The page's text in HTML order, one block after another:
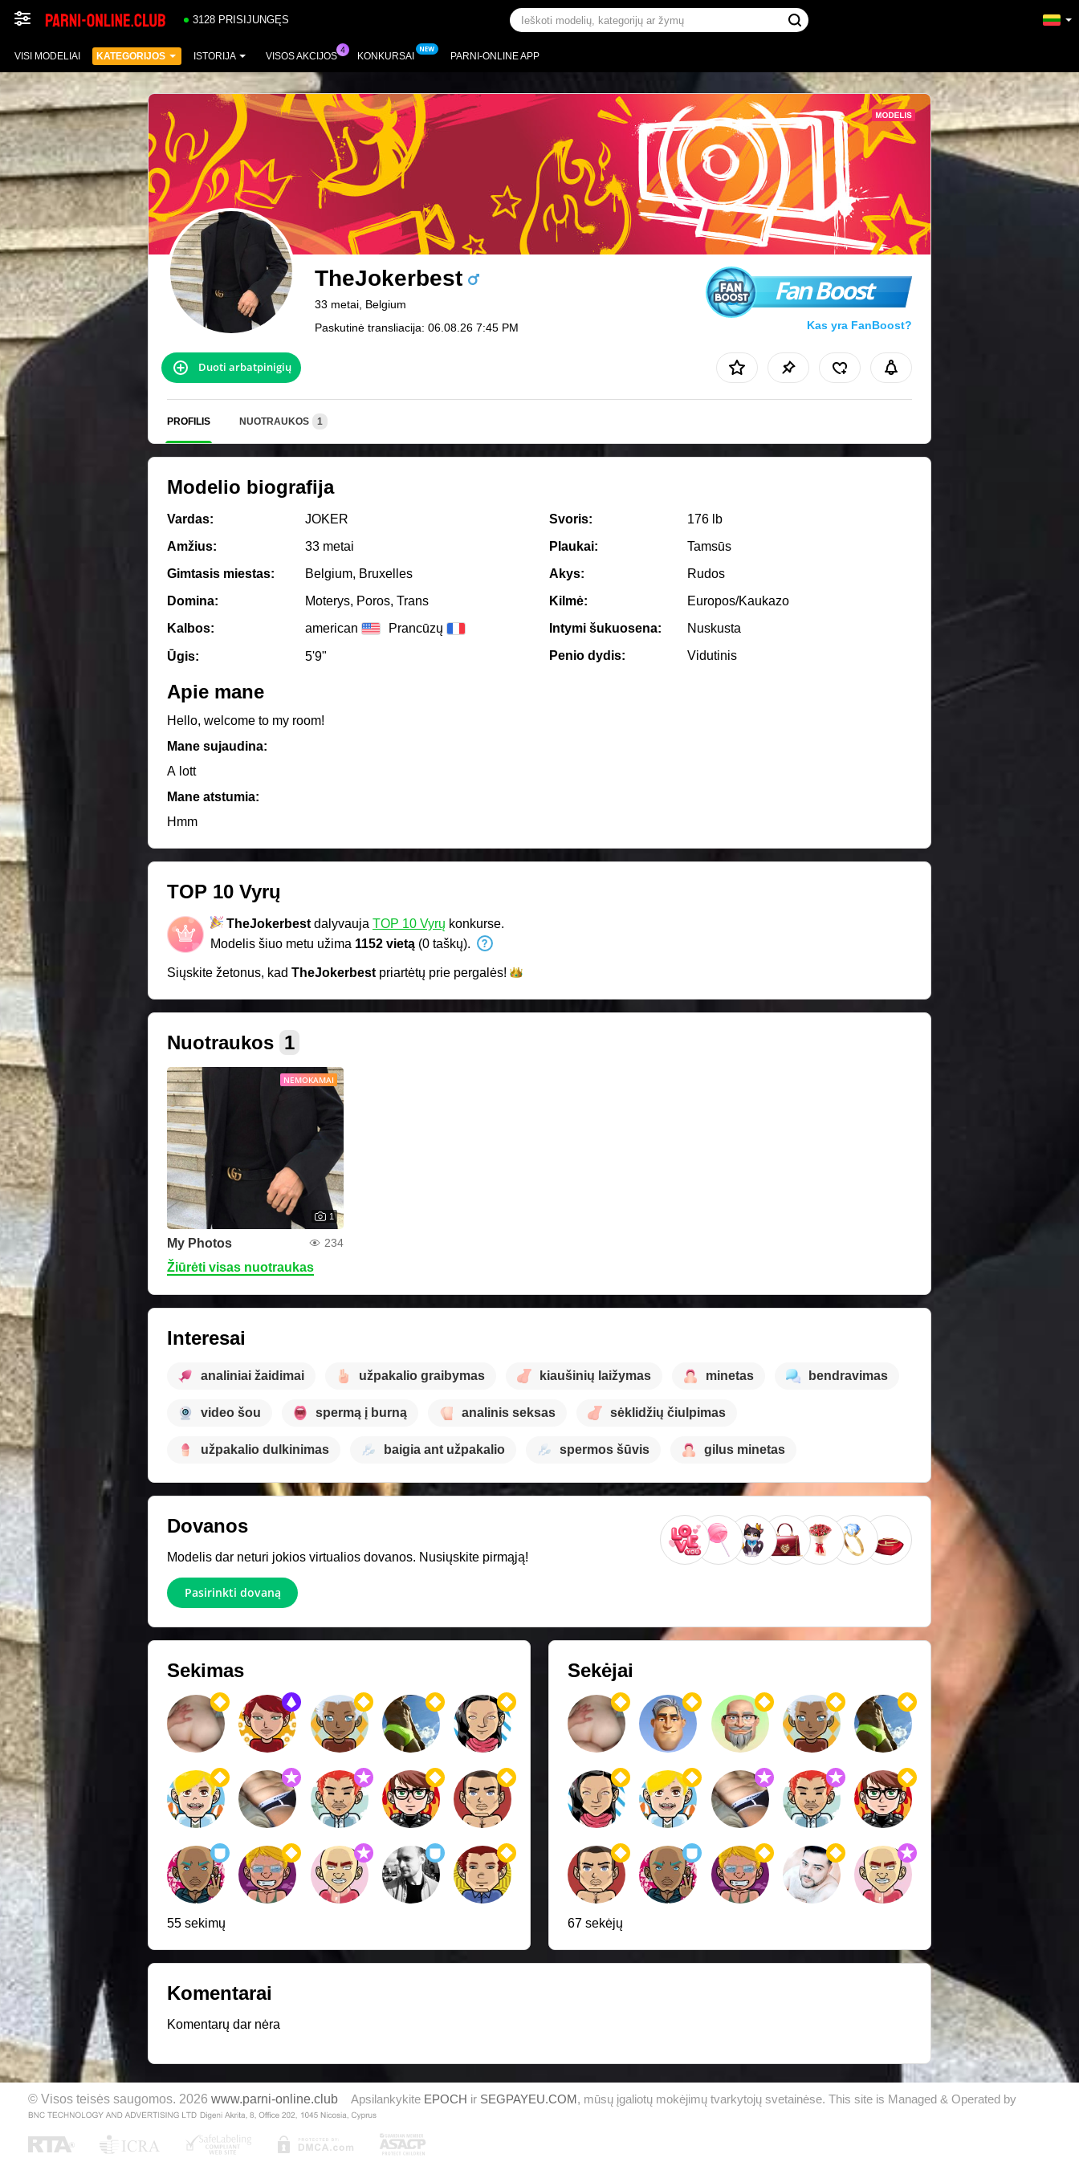
3128 PRISIJUNGĘS
VISI MODELIAI KATEGORIJOS ISTORIJA VISOS AKCIJOS KONKURSAI PARNI-ONLINE APP
TheJokerbest
33 metai, Belgium
Paskutinė transliacija: 06.08.26 7:45 PM
Fan Boost
Kas yra FanBoost?
Duoti arbatpinigių
PROFILIS NUOTRAUKOS 1
Modelio biografija
Vardas:
JOKER
Amžius:
33 metai
Gimtasis miestas:
Belgium, Bruxelles
Domina:
Moterys, Poros, Trans
Kalbos:
american Prancūzų
Ūgis: 5'9"
Svoris:
176 lb
Plaukai:
Tamsūs
Akys:
Rudos
Kilmė:
Europos/Kaukazo
Intymi šukuosena:
Nuskusta
Penio dydis:
Vidutinis
Apie mane
Hello, welcome to my room!
Mane sujaudina:
A lott
Mane atstumia:
Hmm
TOP 10 Vyrų
TheJokerbest dalyvauja TOP 10 Vyrų konkurse.
Modelis šiuo metu užima 1152 vietą (0 taškų).
Siųskite žetonus, kad TheJokerbest priartėtų prie pergalės!
Nuotraukos 1
NEMOKAMAI
1
My Photos 234
Žiūrėti visas nuotraukas
Interesai
analiniai žaidimai užpakalio graibymas kiaušinių laižymas minetas bendravimas
video šou spermą į burną analinis seksas sėklidžių čiulpimas
užpakalio dulkinimas baigia ant užpakalio spermos šūvis gilus minetas
Dovanos
Modelis dar neturi jokios virtualios dovanos. Nusiųskite pirmąją!
Pasirinkti dovaną
Sekimas
55 sekimų
Sekėjai
67 sekėjų
Komentarai
Komentarų dar nėra
© Visos teisės saugomos. 2026 www.parni-online.club Apsilankykite EPOCH ir SEGPAYEU.COM , mūsų įgaliotų mokėjimų tvarkytojų svetainėse. This site is Managed & Operated by